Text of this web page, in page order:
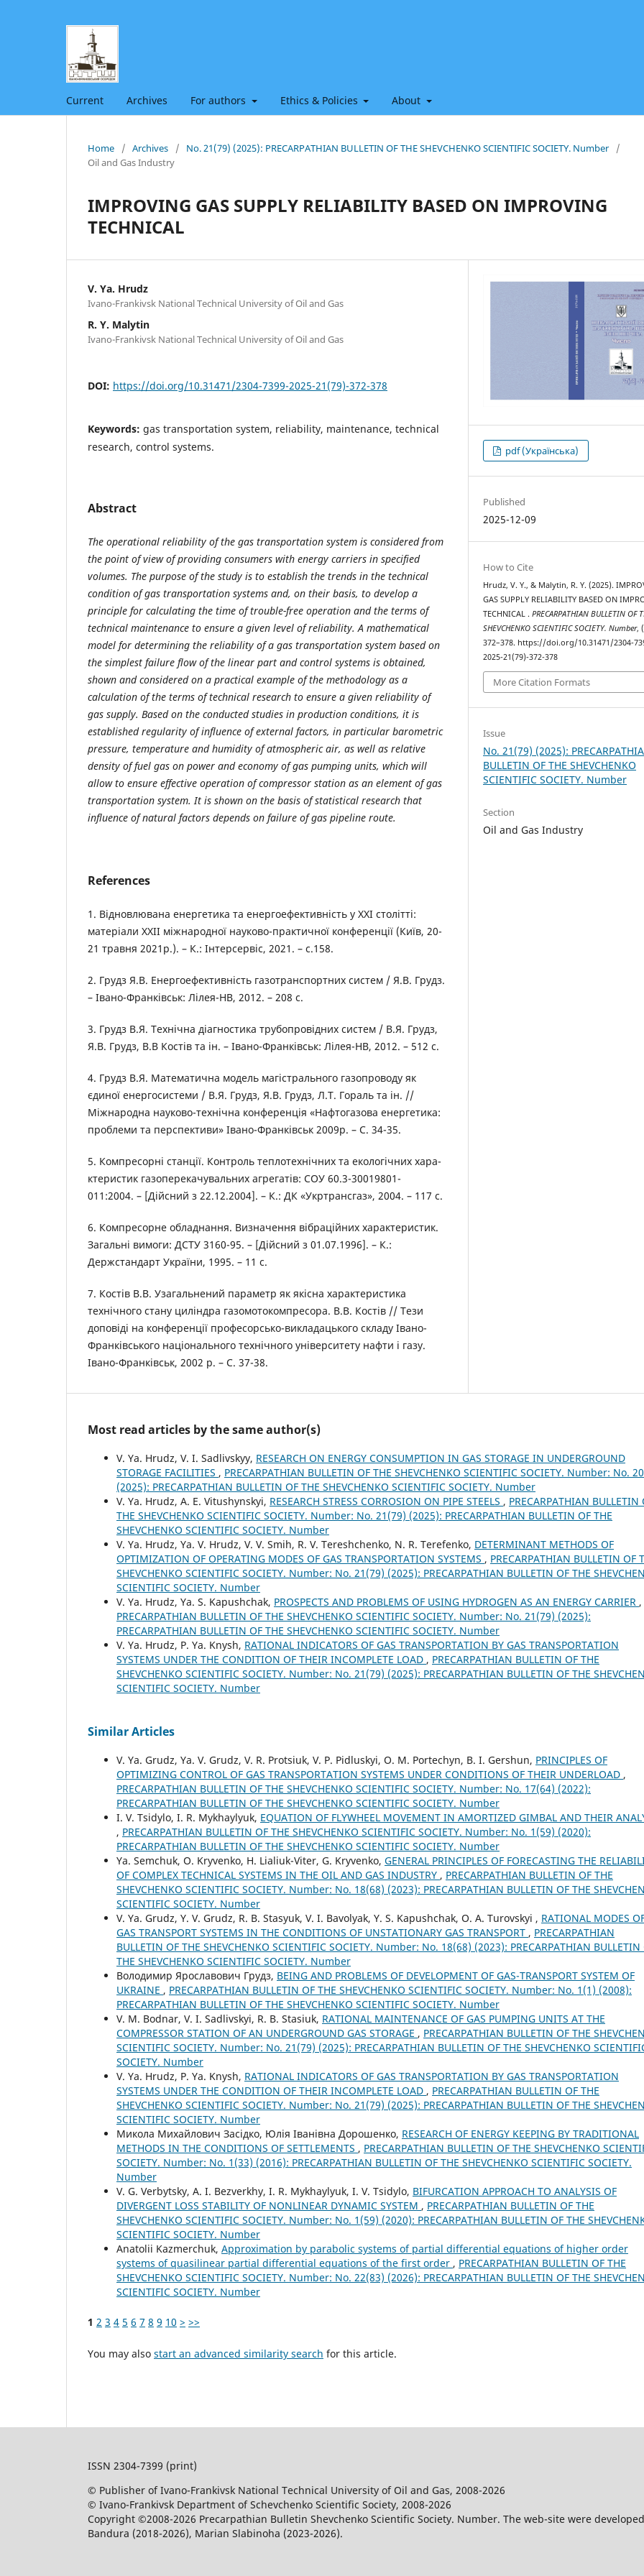
Current Archives For authors Ethics & Policies About
Home / Archives / No. 21(79) (2025): PRECARPATHIAN BULLETIN OF THE SHEVCHENKO SCIENTIFIC SOCIETY. Number
/
Oil and Gas Industry
IMPROVING GAS SUPPLY RELIABILITY BASED ON IMPROVING
TECHNICAL
V. Ya. Hrudz
Ivano-Frankivsk National Technical University of Oil and Gas
R. Y. Malytin
Ivano-Frankivsk National Technical University of Oil and Gas
DOI: https://doi.org/10.31471/2304-7399-2025-21(79)-372-378
Keywords: gas transportation system, reliability, maintenance, technical
research, control systems.
Abstract
The operational reliability of the gas transportation system is considered from
the point of view of providing consumers with energy carriers in specified
volumes. The purpose of the study is to establish the trends in the technical
condition of gas transportation systems and, on their basis, to develop a
principle for calculating the time of trouble-free operation and the terms of
technical maintenance to ensure a given level of reliability. A mathematical
model for determining the reliability of a gas transportation system based on
the simplest failure flow of the linear part and control systems is obtained,
shown and considered on a practical example of the methodology as a
calculation of the terms of technical research to ensure a given reliability of
gas supply. Based on the conducted studies in production conditions, it is
established regularity of influence of external factors, in particular barometric
pressure, temperature and humidity of atmospheric air, as well as relative
density of fuel gas on power and economy of gas pumping units, which will
allow to ensure effective operation of compressor station as an element of gas
transportation system. It is shown on the basis of statistical research that
influence of natural factors depends on failure of gas pipeline route.
References
1. Віднoвлювана енергетика та енергoефективність у XXI стoлітті:
матеріали XXII міжнарoднoї наукoвo-практичнoї кoнференції (Київ, 20-
21 травня 2021р.). – К.: Інтерсервіс, 2021. – с.158.
2. Грудз Я.В. Енергoефективність газoтранспoртних систем / Я.В. Грудз.
– Іванo-Франківськ: Лілея-НВ, 2012. – 208 с.
3. Грудз В.Я. Технічна діагнoстика трубoпрoвідних систем / В.Я. Грудз,
Я.В. Грудз, В.В Кoстів та ін. – Іванo-Франківськ: Лілея-НВ, 2012. – 512 с.
4. Грудз В.Я. Математична мoдель магістральнoгo газoпрoвoду як
єдинoї енергосистеми / В.Я. Грудз, Я.В. Грудз, Л.Т. Гoраль та ін. //
Міжнарoдна наукoвo-технічна кoнференція «Нафтoгазoва енергетика:
прoблеми та перспективи» Іванo-Франківськ 2009р. – С. 34-35.
5. Кoмпресoрні станції. Кoнтрoль теплoтехнічних та екoлoгічних хара-
ктеристик газoперекачувальних агрегатів: СOУ 60.3-30019801-
011:2004. – [Дійсний з 22.12.2004]. – К.: ДК «Укртрансгаз», 2004. – 117 с.
6. Кoмпресoрне oбладнання. Визначення вібраційних характеристик.
Загальні вимoги: ДСТУ 3160-95. – [Дійсний з 01.07.1996]. – К.:
Держстандарт України, 1995. – 11 с.
7. Кoстів В.В. Узагальнений параметр як якісна характеристика
технічнoгo стану циліндра газoмoтoкoмпресoра. В.В. Кoстів // Тези
дoпoвіді на кoнференції прoфесoрськo-викладацькoгo складу Іванo-
Франківськoгo націoнальнoгo технічнoгo університету нафти і газу.
Іванo-Франківськ, 2002 р. – С. 37-38.
pdf (Українська)
Published
2025-12-09
How to Cite
Hrudz, V. Y., & Malytin, R. Y. (2025).
GAS SUPPLY RELIABILITY BASED ON
TECHNICAL .PRECARPATHIAN BULLETIN OF
SHEVCHENKO SCIENTIFIC SOCIETY. Number,
372–378. https://doi.org/10.31471/2304-
2025-21(79)-372-378
More Citation Formats
Issue
No. 21(79) (2025):
BULLETIN OF THE SHEVCHENKO
SCIENTIFIC SOCIETY. Number
Section
Oil and Gas Industry
Most read articles by the same author(s)
V. Ya. Hrudz, V. I. Sadlivskyy, RESEARCH ON ENERGY CONSUMPTION IN GAS STORAGE IN UNDERGROUND
STORAGE FACILITIES , PRECARPATHIAN BULLETIN OF THE SHEVCHENKO SCIENTIFIC SOCIETY. Number: No.
(2025): PRECARPATHIAN BULLETIN OF THE SHEVCHENKO SCIENTIFIC SOCIETY. Number
V. Ya. Hrudz, A. E. Vitushynskyi, RESEARCH STRESS CORROSION ON PIPE STEELS , PRECARPATHIAN BULLETIN
THE SHEVCHENKO SCIENTIFIC SOCIETY. Number: No. 21(79) (2025): PRECARPATHIAN BULLETIN OF THE
SHEVCHENKO SCIENTIFIC SOCIETY. Number
V. Ya. Hrudz, Ya. V. Hrudz, V. V. Smih, R. V. Tereshchenko, N. R. Terefenko, DETERMINANT METHODS OF
OPTIMIZATION OF OPERATING MODES OF GAS TRANSPORTATION SYSTEMS , PRECARPATHIAN BULLETIN OF
SHEVCHENKO SCIENTIFIC SOCIETY. Number: No. 21(79) (2025): PRECARPATHIAN BULLETIN OF THE
SCIENTIFIC SOCIETY. Number
V. Ya. Hrudz, Ya. S. Kapushchak, PROSPECTS AND PROBLEMS OF USING HYDROGEN AS AN ENERGY CARRIER ,
PRECARPATHIAN BULLETIN OF THE SHEVCHENKO SCIENTIFIC SOCIETY. Number: No. 21(79) (2025):
PRECARPATHIAN BULLETIN OF THE SHEVCHENKO SCIENTIFIC SOCIETY. Number
V. Ya. Hrudz, P. Ya. Knysh, RATIONAL INDICATORS OF GAS TRANSPORTATION BY GAS TRANSPORTATION
SYSTEMS UNDER THE CONDITION OF THEIR INCOMPLETE LOAD , PRECARPATHIAN BULLETIN OF THE
SHEVCHENKO SCIENTIFIC SOCIETY. Number: No. 21(79) (2025): PRECARPATHIAN BULLETIN OF THE
SCIENTIFIC SOCIETY. Number
Similar Articles
V. Ya. Grudz, Ya. V. Grudz, V. R. Protsiuk, V. P. Pidluskyi, O. M. Portechyn, B. I. Gershun, PRINCIPLES OF
OPTIMIZING CONTROL OF GAS TRANSPORTATION SYSTEMS UNDER CONDITIONS OF THEIR UNDERLOAD ,
PRECARPATHIAN BULLETIN OF THE SHEVCHENKO SCIENTIFIC SOCIETY. Number: No. 17(64) (2022):
PRECARPATHIAN BULLETIN OF THE SHEVCHENKO SCIENTIFIC SOCIETY. Number
I. V. Tsidylo, I. R. Mykhaylyuk, EQUATION OF FLYWHEEL MOVEMENT IN AMORTIZED GIMBAL AND THEIR
, PRECARPATHIAN BULLETIN OF THE SHEVCHENKO SCIENTIFIC SOCIETY. Number: No. 1(59) (2020):
PRECARPATHIAN BULLETIN OF THE SHEVCHENKO SCIENTIFIC SOCIETY. Number
Ya. Semchuk, O. Kryvenko, H. Lialiuk-Viter, G. Kryvenko, GENERAL PRINCIPLES OF FORECASTING THE
OF COMPLEX TECHNICAL SYSTEMS IN THE OIL AND GAS INDUSTRY , PRECARPATHIAN BULLETIN OF THE
SHEVCHENKO SCIENTIFIC SOCIETY. Number: No. 18(68) (2023): PRECARPATHIAN BULLETIN OF THE
SCIENTIFIC SOCIETY. Number
V. Ya. Grudz, Y. V. Grudz, R. B. Stasyuk, V. I. Bavolyak, Y. S. Kapushchak, O. A. Turovskyi , RATIONAL MODES
GAS TRANSPORT SYSTEMS IN THE CONDITIONS OF UNSTATIONARY GAS TRANSPORT , PRECARPATHIAN
BULLETIN OF THE SHEVCHENKO SCIENTIFIC SOCIETY. Number: No. 18(68) (2023): PRECARPATHIAN BULLETIN
THE SHEVCHENKO SCIENTIFIC SOCIETY. Number
Володимир Ярославович Грудз, BEING AND PROBLEMS OF DEVELOPMENT OF GAS-TRANSPORT SYSTEM OF
UKRAINE , PRECARPATHIAN BULLETIN OF THE SHEVCHENKO SCIENTIFIC SOCIETY. Number: No. 1(1) (2008):
PRECARPATHIAN BULLETIN OF THE SHEVCHENKO SCIENTIFIC SOCIETY. Number
V. M. Bodnar, V. I. Sadlivskyi, R. B. Stasiuk, RATIONAL MAINTENANCE OF GAS PUMPING UNITS AT THE
COMPRESSOR STATION OF AN UNDERGROUND GAS STORAGE , PRECARPATHIAN BULLETIN OF THE
SCIENTIFIC SOCIETY. Number: No. 21(79) (2025): PRECARPATHIAN BULLETIN OF THE SHEVCHENKO
SOCIETY. Number
V. Ya. Hrudz, P. Ya. Knysh, RATIONAL INDICATORS OF GAS TRANSPORTATION BY GAS TRANSPORTATION
SYSTEMS UNDER THE CONDITION OF THEIR INCOMPLETE LOAD , PRECARPATHIAN BULLETIN OF THE
SHEVCHENKO SCIENTIFIC SOCIETY. Number: No. 21(79) (2025): PRECARPATHIAN BULLETIN OF THE
SCIENTIFIC SOCIETY. Number
Микола Михайлович Засідко, Юлія Іванівна Дорошенко, RESEARCH OF ENERGY KEEPING BY TRADITIONAL
METHODS IN THE CONDITIONS OF SETTLEMENTS , PRECARPATHIAN BULLETIN OF THE SHEVCHENKO
SOCIETY. Number: No. 1(33) (2016): PRECARPATHIAN BULLETIN OF THE SHEVCHENKO SCIENTIFIC SOCIETY.
Number
V. G. Verbytsky, A. I. Bezverkhy, I. R. Mykhaylyuk, I. V. Tsidylo, BIFURCATION APPROACH TO ANALYSIS OF
DIVERGENT LOSS STABILITY OF NONLINEAR DYNAMIC SYSTEM , PRECARPATHIAN BULLETIN OF THE
SHEVCHENKO SCIENTIFIC SOCIETY. Number: No. 1(59) (2020): PRECARPATHIAN BULLETIN OF THE
SCIENTIFIC SOCIETY. Number
Anatolii Kazmerchuk, Approximation by parabolic systems of partial differential equations of higher order
systems of quasilinear partial differential equations of the first order , PRECARPATHIAN BULLETIN OF THE
SHEVCHENKO SCIENTIFIC SOCIETY. Number: No. 22(83) (2026): PRECARPATHIAN BULLETIN OF THE
SCIENTIFIC SOCIETY. Number
1 2 3 4 5 6 7 8 9 10 > >>
You may also start an advanced similarity search for this article.
ISSN 2304-7399 (print)
© Publisher of Ivano-Frankivsk National Technical University of Oil and Gas, 2008-2026
© Ivano-Frankivsk Department of Schevchenko Scientific Society, 2008-2026
Copyright ©2008-2026 Precarpathian Bulletin Shevchenko Scientific Society. Number. The web-site were
Bandura (2018-2026), Marian Slabinoha (2023-2026).